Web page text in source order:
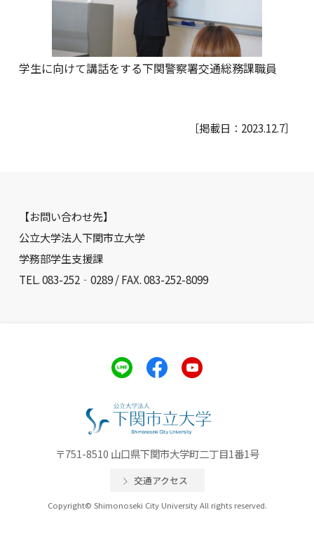
学生に向けて講話をする下関警察署交通総務課職員
［掲載日：2023.12.7］
【お問い合わせ先】
公立大学法人下関市立大学
学務部学生支援課
TEL. 083-252‐0289 / FAX. 083-252-8099
〒751-8510 山口県下関市大学町二丁目1番1号
交通アクセス
Copyright© Shimonoseki City University All rights reserved.